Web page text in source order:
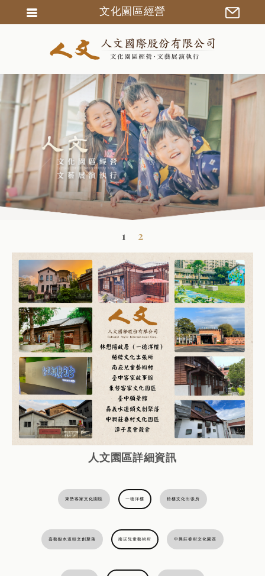
1 2
人文園區詳細資訊
東勢客家文化園區 一德洋樓 梧棲文化出張所
嘉藝點水道頭文創聚落 南崁兒童藝術村 中興莊眷村文化園區
文化園區經營
會員註冊
忘記密碼
訂單查詢
匯款通知